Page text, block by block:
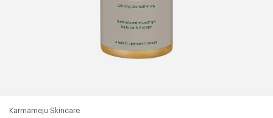
Karmameju Skincare